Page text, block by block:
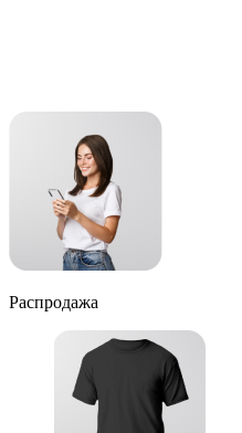
Распродажа